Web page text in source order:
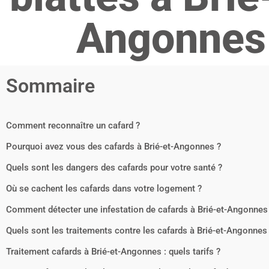
Angonnes
Sommaire
Comment reconnaître un cafard ?
Pourquoi avez vous des cafards à Brié-et-Angonnes ?
Quels sont les dangers des cafards pour votre santé ?
Où se cachent les cafards dans votre logement ?
Comment détecter une infestation de cafards à Brié-et-Angonnes
Quels sont les traitements contre les cafards à Brié-et-Angonnes
Traitement cafards à Brié-et-Angonnes : quels tarifs ?